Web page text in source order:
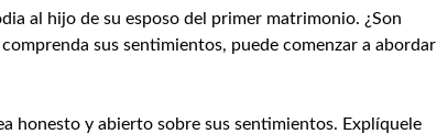
al hijo de su esposo del primer matrimonio. ¿Son
sus sentimientos, puede comenzar a abordar
honesto y abierto sobre sus sentimientos. Explíquele